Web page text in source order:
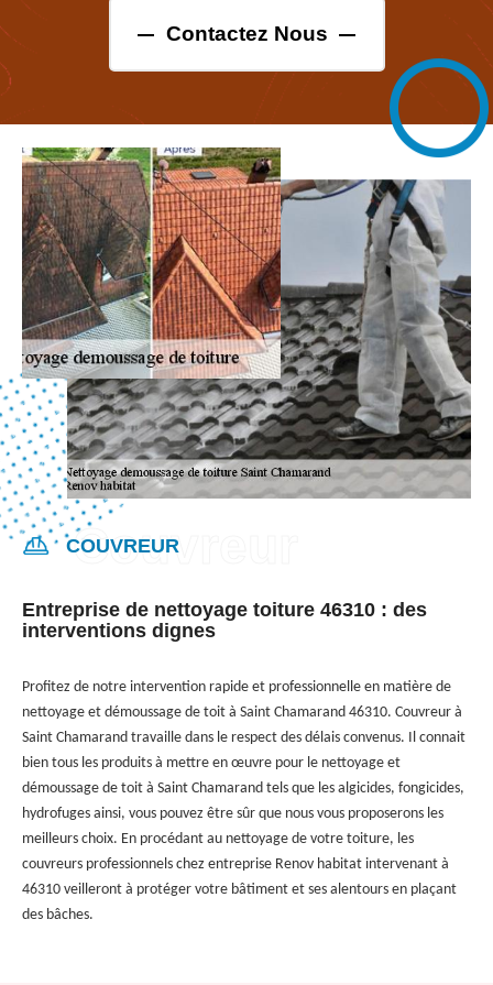
Contactez Nous
COUVREUR
Entreprise de nettoyage toiture 46310 : des
interventions dignes
Profitez de notre intervention rapide et professionnelle en matière de
nettoyage et démoussage de toit à Saint Chamarand 46310. Couvreur à
Saint Chamarand travaille dans le respect des délais convenus. Il connait
bien tous les produits à mettre en œuvre pour le nettoyage et
démoussage de toit à Saint Chamarand tels que les algicides, fongicides,
hydrofuges ainsi, vous pouvez être sûr que nous vous proposerons les
meilleurs choix. En procédant au nettoyage de votre toiture, les
couvreurs professionnels chez entreprise Renov habitat intervenant à
46310 veilleront à protéger votre bâtiment et ses alentours en plaçant
des bâches.